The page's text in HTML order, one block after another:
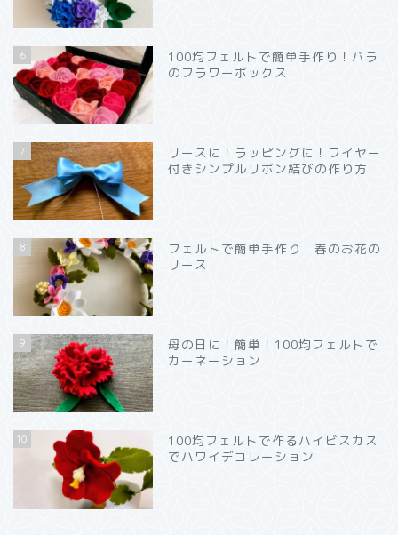
6
100均フェルトで簡単手作り！バラ
のフラワーボックス
7
リースに！ラッピングに！ワイヤー
付きシンプルリボン結びの作り方
8
フェルトで簡単手作り 春のお花の
リース
9
母の日に！簡単！100均フェルトで
カーネーション
10
100均フェルトで作るハイビスカス
でハワイデコレーション